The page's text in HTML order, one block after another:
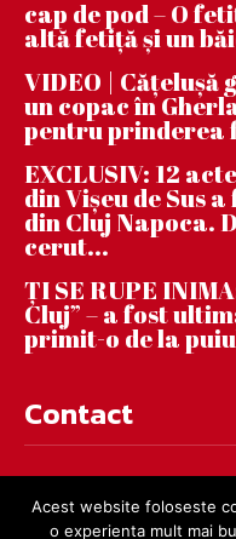
cap de pod – O
altă fetiță și un
VIDEO | Căţeluşă
un copac în
pentru prinderea
EXCLUSIV: 12
din Vișeu de Sus
din Cluj Napoca.
cerut...
ȚI SE RUPE
Cluj” – a fost
primit-o de la
Contact
Acest website foloseste
o experienta mult mai